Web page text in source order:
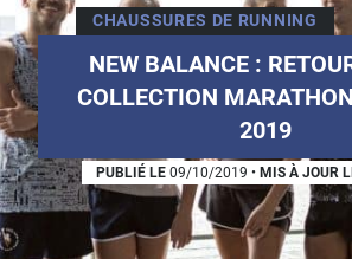
CHAUSSURES DE RUNNING
NEW BALANCE :
COLLECTION
2019
PUBLIÉ LE 09/10/2019 • MIS À JOUR